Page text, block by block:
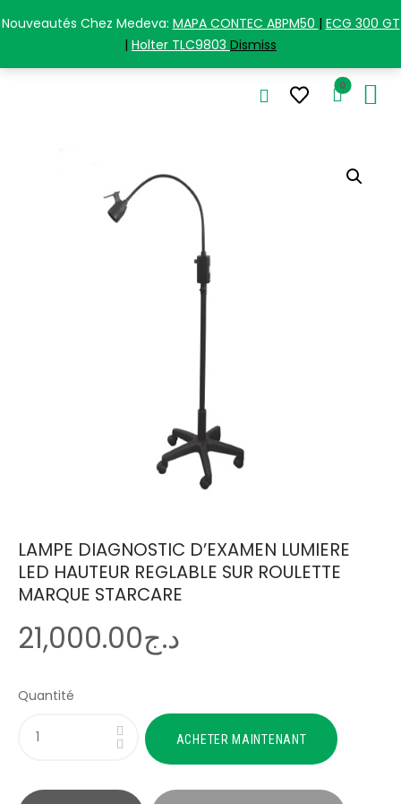
+213(0) 5 58 77 12 84
0
LAMPE DIAGNOSTIC D’EXAMEN LUMIERE
LED HAUTEUR REGLABLE SUR ROULETTE
MARQUE STARCARE
د.ج 21,000.00
Quantité
ACHETER MAINTENANT
Nouveautés Chez Medeva: MAPA CONTEC ABPM50 | ECG 300 GT
| Holter TLC9803 Dismiss